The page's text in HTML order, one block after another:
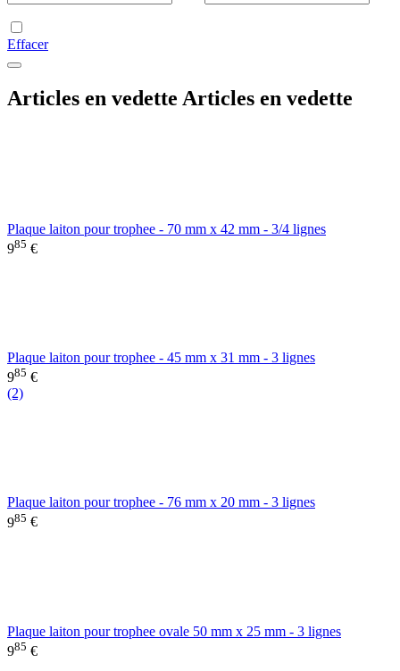
Effacer
Articles en vedette Articles en vedette
Plaque laiton pour trophee - 70 mm x 42 mm - 3/4 lignes
985 €
Plaque laiton pour trophee - 45 mm x 31 mm - 3 lignes
985 €
(2)
Plaque laiton pour trophee - 76 mm x 20 mm - 3 lignes
985 €
Plaque laiton pour trophee ovale 50 mm x 25 mm - 3 lignes
985 €